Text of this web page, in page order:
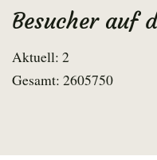
Besucher auf
Aktuell: 2
Gesamt: 2605750